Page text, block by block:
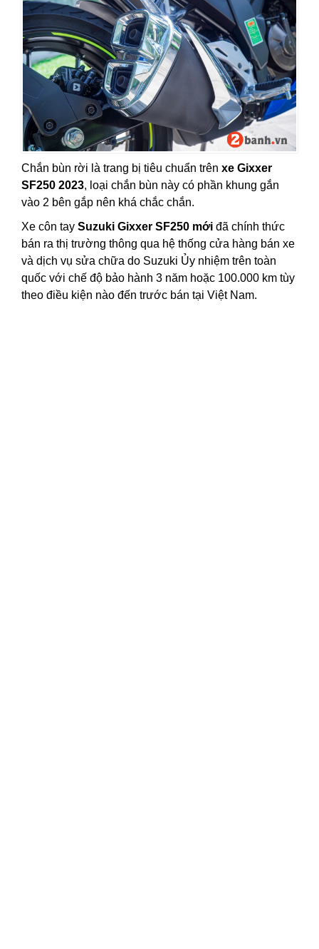
Chắn bùn rời là trang bị tiêu chuẩn trên xe Gixxer
SF250 2023, loại chắn bùn này có phần khung gắn
vào 2 bên gắp nên khá chắc chắn.
Xe côn tay Suzuki Gixxer SF250 mới đã chính thức
bán ra thị trường thông qua hệ thống cửa hàng bán xe
và dịch vụ sửa chữa do Suzuki Ủy nhiệm trên toàn
quốc với chế độ bảo hành 3 năm hoặc 100.000 km tùy
theo điều kiện nào đến trước bán tại Việt Nam.